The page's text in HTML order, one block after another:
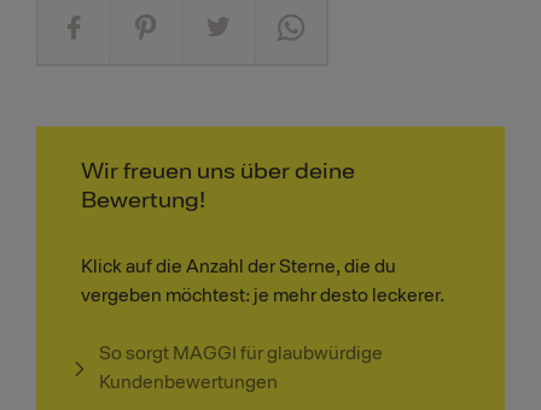
Wir freuen uns über deine
Bewertung!
Klick auf die Anzahl der Sterne, die du
vergeben möchtest: je mehr desto leckerer.
So sorgt MAGGI für glaubwürdige
Kundenbewertungen